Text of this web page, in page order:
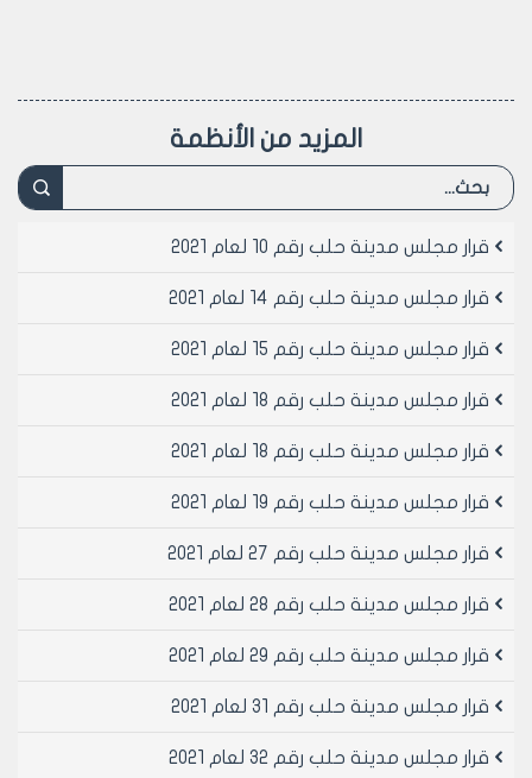
منشأة الباسل بين محافظة حلب و اللجنة التنفيذية للاتحاد
القرار بمبلغ /2%/ من تسعيرة الشارع الواردة في القرار الناظم
عن كل متر مربع من مساحة المنشأة المطلوب تسويتها و
يتم استيفاء المبلغ المترتب في الشهر الأول من كل عام و
التسوية.
القرار الناظم عن كل متر مربع من مساحة المنشأة المطلوب
تسويتها مع ضربها بعامل تثقيل قدره /10/ و يعتبر جزء
استيفاء المبلغ المترتب في الشهر الأول من كل عام و يحفظ
التسوية.
مدينة حلب قبل إجراء تعاقد جديد لطرح منشأة الباسل
القرارات الناظمة كون هذا القرار يعتبر لاغياً من انتهاء المدة
المزيد من الأنظمة
قرار مجلس مدينة حلب رقم 10 لعام 2021
قرار مجلس مدينة حلب رقم 14 لعام 2021
قرار مجلس مدينة حلب رقم 15 لعام 2021
قرار مجلس مدينة حلب رقم 18 لعام 2021
قرار مجلس مدينة حلب رقم 18 لعام 2021
قرار مجلس مدينة حلب رقم 19 لعام 2021
قرار مجلس مدينة حلب رقم 27 لعام 2021
قرار مجلس مدينة حلب رقم 28 لعام 2021
قرار مجلس مدينة حلب رقم 29 لعام 2021
قرار مجلس مدينة حلب رقم 31 لعام 2021
قرار مجلس مدينة حلب رقم 32 لعام 2021